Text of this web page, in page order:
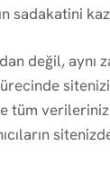
değil, aynı
tüm